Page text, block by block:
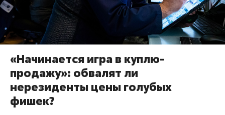
«Начинается игра в куплю-
продажу»: обвалят ли
нерезиденты цены голубых
фишек?